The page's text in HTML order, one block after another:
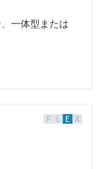
一体型または
F L E X